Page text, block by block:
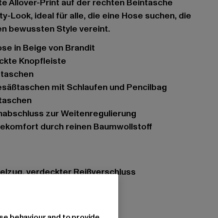
Allover-Print auf der rechten Beintasche
Look, ideal für alle, die eine Hose suchen, die
bewussten Style vereint.
in Beige von Brandit
Knopfleiste
mit Schlaufen und Pencilbag
zur Weitenregulierung
durch reinen Baumwollstoff
verdeckter Reißverschluss